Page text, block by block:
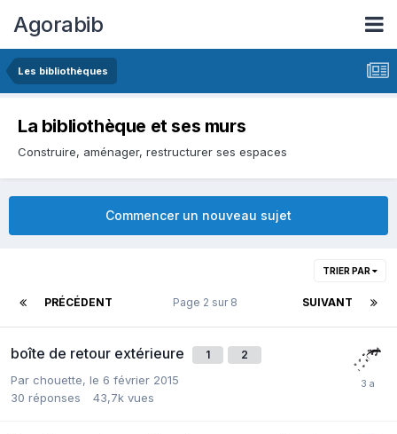
Agorabib
Les bibliothèques
La bibliothèque et ses murs
Construire, aménager, restructurer ses espaces
Commencer un nouveau sujet
TRIER PAR
PRÉCÉDENT SUIVANT
Page 2 sur 8
boîte de retour extérieure 1 2
Par chouette, le 6 février 2015
30 réponses 43,7k vues